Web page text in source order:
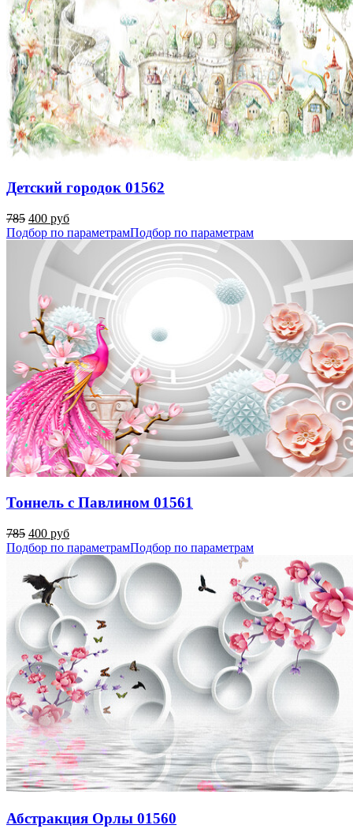
Детский городок 01562
785 400 руб
Подбор по параметрамПодбор по параметрам
Тоннель с Павлином 01561
785 400 руб
Подбор по параметрамПодбор по параметрам
Абстракция Орлы 01560